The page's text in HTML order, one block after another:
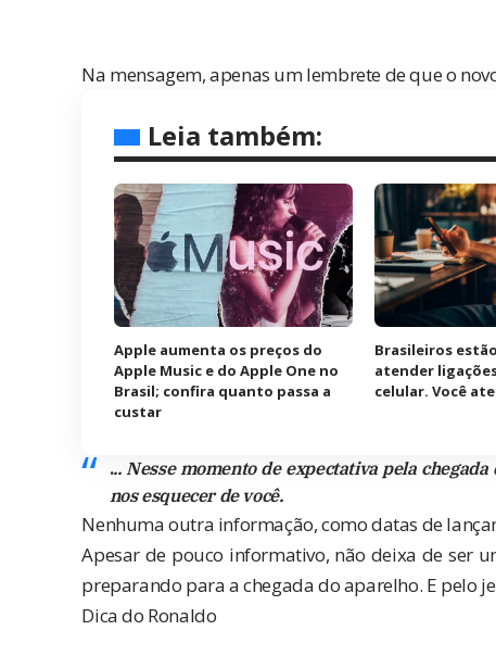
Na mensagem, apenas um lembrete de que o
Leia também:
Apple aumenta os preços do
Apple Music e do Apple One no
Brasil; confira quanto passa a
custar
Brasileiros
atender
celular. Você
... Nesse momento de expectativa pela
nos esquecer de você.
Nenhuma outra informação, como datas de
Apesar de pouco informativo, não deixa de ser
preparando para a chegada do aparelho. E pelo
Dica do Ronaldo